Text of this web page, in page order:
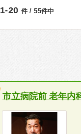
1-20 件 / 55件中
市立病院前 老年内